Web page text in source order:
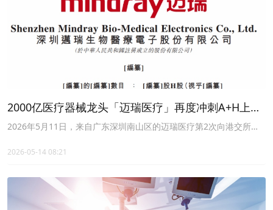
2000亿医疗器械龙头「迈瑞医疗」再度冲刺A+H上
市，毛利率60%
2026年5月11日，来自广东深圳南山区的迈瑞医疗第2次向港交所递
2026-05-14 08:21